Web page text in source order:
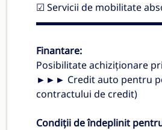
☑ Servicii de mobilitate
Finantare:
Posibilitate achiziționare
►►► Credit auto pentru
contractului de credit)
Condiții de îndeplinit